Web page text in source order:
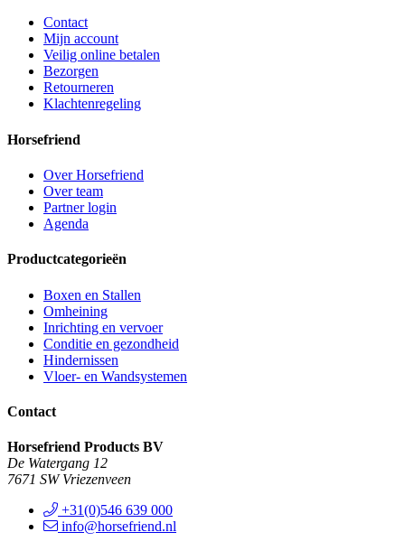
Contact
Mijn account
Veilig online betalen
Bezorgen
Retourneren
Klachtenregeling
Horsefriend
Over Horsefriend
Over team
Partner login
Agenda
Productcategorieën
Boxen en Stallen
Omheining
Inrichting en vervoer
Conditie en gezondheid
Hindernissen
Vloer- en Wandsystemen
Contact
Horsefriend Products BV
De Watergang 12
7671 SW Vriezenveen
+31(0)546 639 000
info@horsefriend.nl